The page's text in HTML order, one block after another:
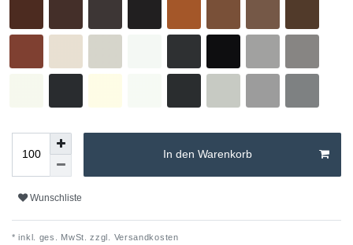
In den Warenkorb
Wunschliste
* inkl. ges. MwSt. zzgl. Versandkosten